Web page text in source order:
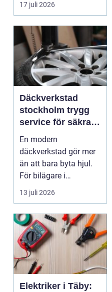
17 juli 2026
Däckverkstad
stockholm trygg
service för säkra
mil året runt
En modern
däckverkstad gör mer
än att bara byta hjul.
För bilägare i
Stockholm handlar
valet av däck...
13 juli 2026
Elektriker i Täby: